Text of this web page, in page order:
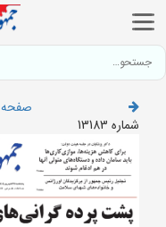
صفحه 1
شماره 13183